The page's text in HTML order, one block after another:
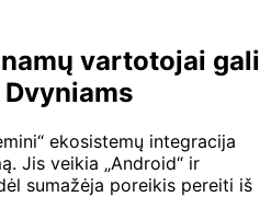
vartotojai gali
ekosistemų integracija
Jis veikia „Android“ ir
sumažėja poreikis pereiti iš